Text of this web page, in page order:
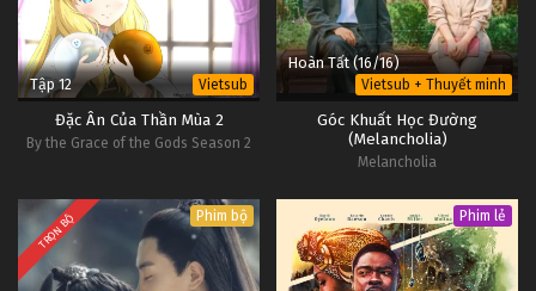
Tập 12 Vietsub
Đặc Ân Của Thần Mùa 2
By the Grace of the Gods Season 2
Hoàn Tất (16/16)
Vietsub + Thuyết minh
Góc Khuất Học Đường
(Melancholia)
Melancholia
TRỌN BỘ Phim bộ Phim lẻ